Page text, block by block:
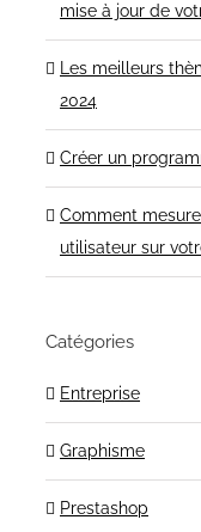
mise à jour de
Les meilleurs
2024
Créer un
Comment
utilisateur sur
Catégories
Entreprise
Graphisme
Prestashop